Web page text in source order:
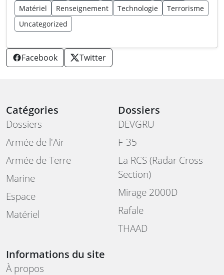
Matériel
Renseignement Technologie
Terrorisme
Uncategorized
Facebook Twitter
Catégories
Dossiers
Armée de l'Air
Armée de Terre
Marine
Espace
Matériel
Dossiers
DEVGRU
F-35
La RCS (Radar Cross
Section)
Mirage 2000D
Rafale
THAAD
Informations du site
À propos